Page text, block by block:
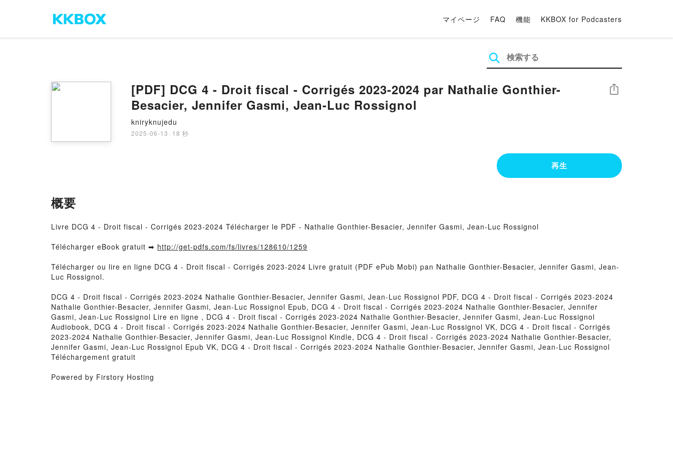
マイページ FAQ 機能 KKBOX for Podcasters
[PDF] DCG 4 - Droit fiscal - Corrigés 2023-2024 par Nathalie Gonthier-
Besacier, Jennifer Gasmi, Jean-Luc Rossignol
kniryknujedu
2025-06-13 · 18 秒
シェア
再生
概要
Livre DCG 4 - Droit fiscal - Corrigés 2023-2024 Télécharger le PDF - Nathalie Gonthier-Besacier, Jennifer Gasmi, Jean-Luc Rossignol
Télécharger eBook gratuit ➡ http://get-pdfs.com/fs/livres/128610/1259
Télécharger ou lire en ligne DCG 4 - Droit fiscal - Corrigés 2023-2024 Livre gratuit (PDF ePub Mobi) pan Nathalie Gonthier-Besacier, Jennifer Gasmi, Jean-
Luc Rossignol.
DCG 4 - Droit fiscal - Corrigés 2023-2024 Nathalie Gonthier-Besacier, Jennifer Gasmi, Jean-Luc Rossignol PDF, DCG 4 - Droit fiscal - Corrigés 2023-2024
Nathalie Gonthier-Besacier, Jennifer Gasmi, Jean-Luc Rossignol Epub, DCG 4 - Droit fiscal - Corrigés 2023-2024 Nathalie Gonthier-Besacier, Jennifer
Gasmi, Jean-Luc Rossignol Lire en ligne , DCG 4 - Droit fiscal - Corrigés 2023-2024 Nathalie Gonthier-Besacier, Jennifer Gasmi, Jean-Luc Rossignol
Audiobook, DCG 4 - Droit fiscal - Corrigés 2023-2024 Nathalie Gonthier-Besacier, Jennifer Gasmi, Jean-Luc Rossignol VK, DCG 4 - Droit fiscal - Corrigés
2023-2024 Nathalie Gonthier-Besacier, Jennifer Gasmi, Jean-Luc Rossignol Kindle, DCG 4 - Droit fiscal - Corrigés 2023-2024 Nathalie Gonthier-Besacier,
Jennifer Gasmi, Jean-Luc Rossignol Epub VK, DCG 4 - Droit fiscal - Corrigés 2023-2024 Nathalie Gonthier-Besacier, Jennifer Gasmi, Jean-Luc Rossignol
Téléchargement gratuit
Powered by Firstory Hosting